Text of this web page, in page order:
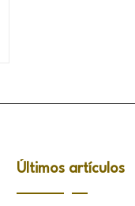
Últimos artículos